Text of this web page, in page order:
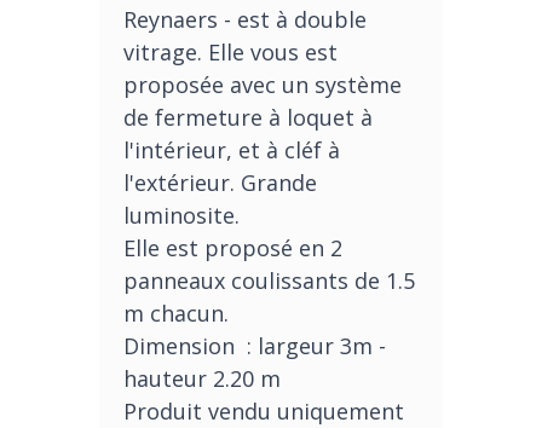
Reynaers - est à double
vitrage. Elle vous est
proposée avec un système
de fermeture à loquet à
l'intérieur, et à cléf à
l'extérieur. Grande
luminosite.
Elle est proposé en 2
panneaux coulissants de 1.5
m chacun.
Dimension : largeur 3m -
hauteur 2.20 m
Produit vendu uniquement